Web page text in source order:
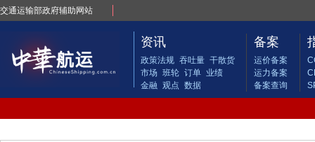
交通运输部政府辅助网站
资讯
政策法规 吞吐量 干散货
市场 班轮 订单 业绩
金融 观点 数据
备案
运价备案
运力备案
备案查询